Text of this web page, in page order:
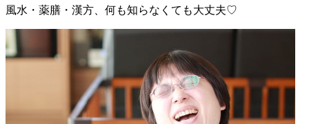
風水・薬膳・漢方、何も知らなくても大丈夫♡